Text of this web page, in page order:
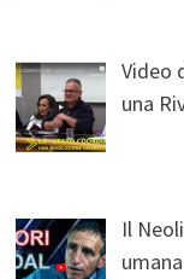
Video
una
Il